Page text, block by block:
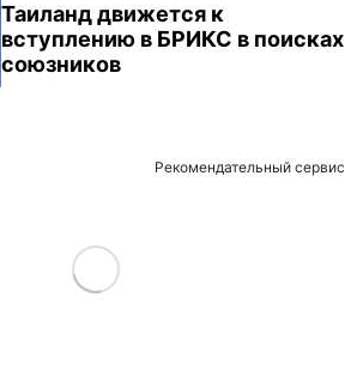
Таиланд движется к
вступлению в БРИКС в поисках
союзников
Рекомендательный сервис
Load More